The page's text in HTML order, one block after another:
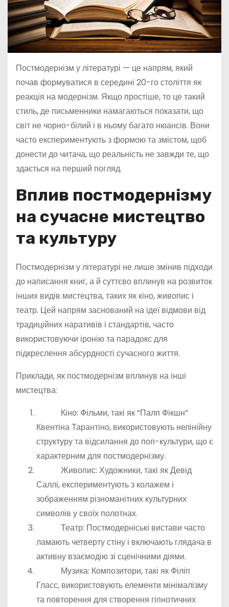
Постмодернізм у літературі — це напрям, який
почав формуватися в середині 20-го століття як
реакція на модернізм. Якщо простіше, то це такий
стиль, де письменники намагаються показати, що
світ не чорно-білий і в ньому багато нюансів. Вони
часто експериментують з формою та змістом, щоб
донести до читача, що реальність не завжди те, що
здається на перший погляд.
Вплив постмодернізму
на сучасне мистецтво
та культуру
Постмодернізм у літературі не лише змінив підходи
до написання книг, а й суттєво вплинув на розвиток
інших видів мистецтва, таких як кіно, живопис і
театр. Цей напрям заснований на ідеї відмови від
традиційних наративів і стандартів, часто
використовуючи іронію та парадокс для
підкреслення абсурдності сучасного життя.
Приклади, як постмодернізм вплинув на інші
мистецтва:
Кіно: Фільми, такі як “Палп Фікшн”
Квентіна Тарантіно, використовують нелінійну
структуру та відсилання до поп-культури, що є
характерним для постмодернізму.
Живопис: Художники, такі як Девід
Саллі, експериментують з колажем і
зображенням різноманітних культурних
символів у своїх полотнах.
Театр: Постмодерніські вистави часто
ламають четверту стіну і включають глядача в
активну взаємодію зі сценічними діями.
Музика: Композитори, такі як Філіп
Гласс, використовують елементи мінімалізму
та повторення для створення гіпнотичних